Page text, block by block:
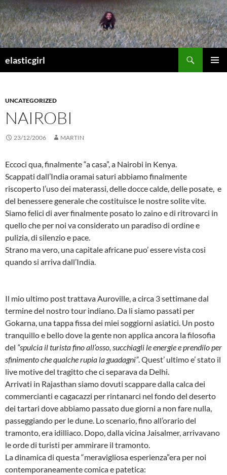
Vai
al
contenuto
elasticgirl
UNCATEGORIZED
NAIROBI
23/12/2006 MARTIN
Eccoci qua, finalmente “a casa”, a Nairobi in Kenya.
Scappati dall’India oramai saturi abbiamo finalmente
riscoperto l’uso dei materassi, delle docce calde, delle posate, e
del benessere generale che costituisce le nostre solite vite.
Siamo felici di aver finalmente posato lo zaino e di ritrovarci in
quello che per noi va considerato un paradiso di ordine e
pulizia, di silenzio e pace.
Strano ma vero, una capitale africane puo’ essere vista cosi
quando si arriva dall’India.
Il mio ultimo post trattava Auroville, a circa 3 settimane dal
termine del nostro tour indiano. Da li siamo passati per
Gokarna, una tappa fissa dei miei soggiorni asiatici. Un posto
tranquillo e bello dove la gente non applica ancora la filosofia
del “spulcia il turista fino all’osso, succhiagli le energie e prendilo per
sfinimento che qualche rupia la guadagni”. Quest’ ultimo e’ stato il
live motive del tragitto che ci separava da Delhi.
Arrivati in Rajasthan siamo dovuti scappare dalla calca dei
commercianti e cagacazzi per rintanarci nel fondo del deserto
dei tartari dove abbiamo passato due giorni a non fare nulla,
passeggiando per le dune. Lo scenario, fino all’orario del
tramonto, era idilliaco. Dopo, dalla vicina Jaisalmer, arrivavano
le orde di turisti per ammirare il tramonto.
La dinamica di questa “meravigliosa esperienza”era per noi
contemporaneamente comica e patetica: